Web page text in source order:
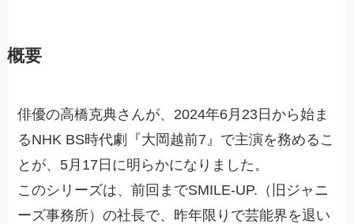
概要
俳優の高橋克典さんが、2024年6月23日から始ま
るNHK BS時代劇『大岡越前7』で主演を務めるこ
とが、5月17日に明らかになりました。
このシリーズは、前回までSMILE-UP.（旧ジャニ
ーズ事務所）の社長で、昨年限りで芸能界を退い